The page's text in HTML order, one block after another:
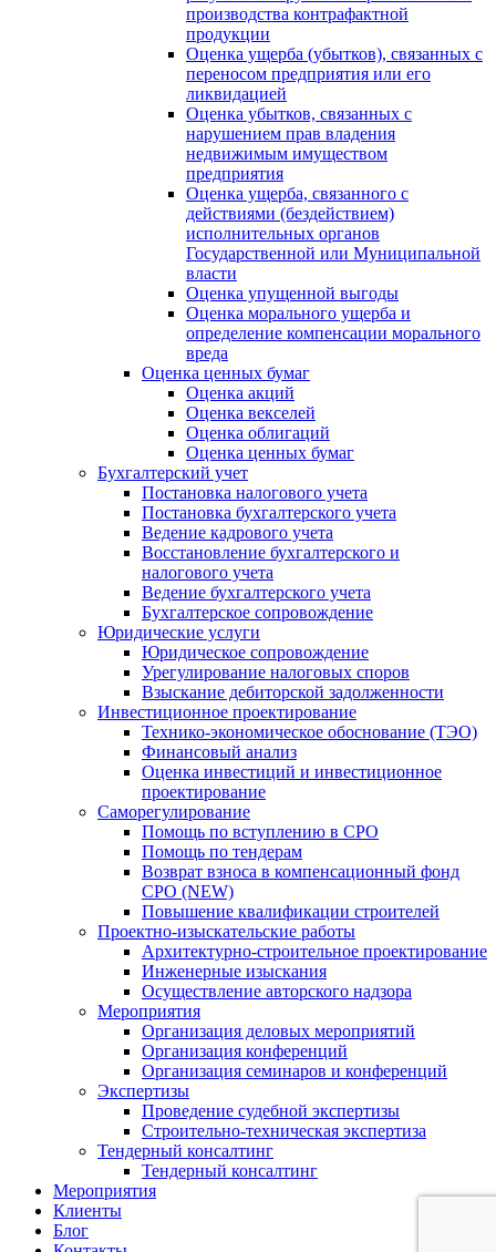
производства контрафактной
продукции
Оценка ущерба (убытков), связанных с
переносом предприятия или его
ликвидацией
Оценка убытков, связанных с
нарушением прав владения
недвижимым имуществом
предприятия
Оценка ущерба, связанного с
действиями (бездействием)
исполнительных органов
Государственной или Муниципальной
власти
Оценка упущенной выгоды
Оценка морального ущерба и
определение компенсации морального
вреда
Оценка ценных бумаг
Оценка акций
Оценка векселей
Оценка облигаций
Оценка ценных бумаг
Бухгалтерский учет
Постановка налогового учета
Постановка бухгалтерского учета
Ведение кадрового учета
Восстановление бухгалтерского и
налогового учета
Ведение бухгалтерского учета
Бухгалтерское сопровождение
Юридические услуги
Юридическое сопровождение
Урегулирование налоговых споров
Взыскание дебиторской задолженности
Инвестиционное проектирование
Технико-экономическое обоснование (ТЭО)
Финансовый анализ
Оценка инвестиций и инвестиционное
проектирование
Саморегулирование
Помощь по вступлению в СРО
Помощь по тендерам
Возврат взноса в компенсационный фонд
СРО (NEW)
Повышение квалификации строителей
Проектно-изыскательские работы
Архитектурно-строительное проектирование
Инженерные изыскания
Осуществление авторского надзора
Мероприятия
Организация деловых мероприятий
Организация конференций
Организация семинаров и конференций
Экспертизы
Проведение судебной экспертизы
Строительно-техническая экспертиза
Тендерный консалтинг
Тендерный консалтинг
Мероприятия
Клиенты
Блог